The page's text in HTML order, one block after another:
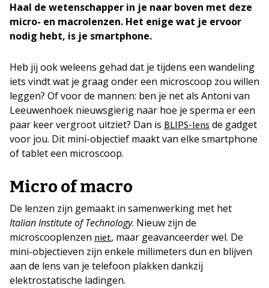
Haal de wetenschapper in je naar boven met deze
micro- en macrolenzen. Het enige wat je ervoor
nodig hebt, is je smartphone.
Heb jij ook weleens gehad dat je tijdens een wandeling
iets vindt wat je graag onder een microscoop zou willen
leggen? Of voor de mannen: ben je net als Antoni van
Leeuwenhoek nieuwsgierig naar hoe je sperma er een
paar keer vergroot uitziet? Dan is BLIPS-lens de gadget
voor jou. Dit mini-objectief maakt van elke smartphone
of tablet een microscoop.
Micro of macro
De lenzen zijn gemaakt in samenwerking met het
Italian Institute of Technology. Nieuw zijn de
microscooplenzen niet, maar geavanceerder wel. De
mini-objectieven zijn enkele millimeters dun en blijven
aan de lens van je telefoon plakken dankzij
elektrostatische ladingen.